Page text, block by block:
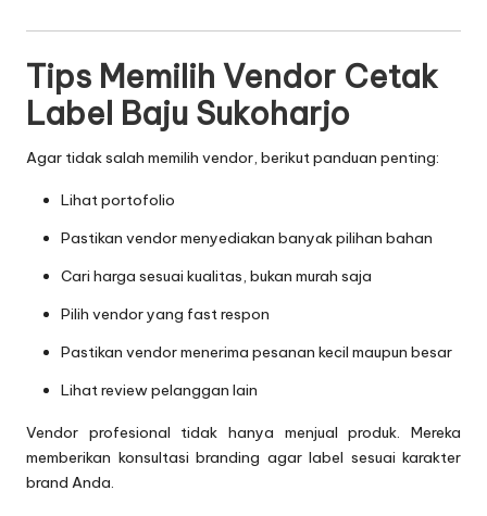
Tips Memilih Vendor Cetak
Label Baju Sukoharjo
Agar tidak salah memilih vendor, berikut panduan penting:
Lihat portofolio
Pastikan vendor menyediakan banyak pilihan bahan
Cari harga sesuai kualitas, bukan murah saja
Pilih vendor yang fast respon
Pastikan vendor menerima pesanan kecil maupun besar
Lihat review pelanggan lain
Vendor profesional tidak hanya menjual produk. Mereka
memberikan konsultasi branding agar label sesuai karakter
brand Anda.